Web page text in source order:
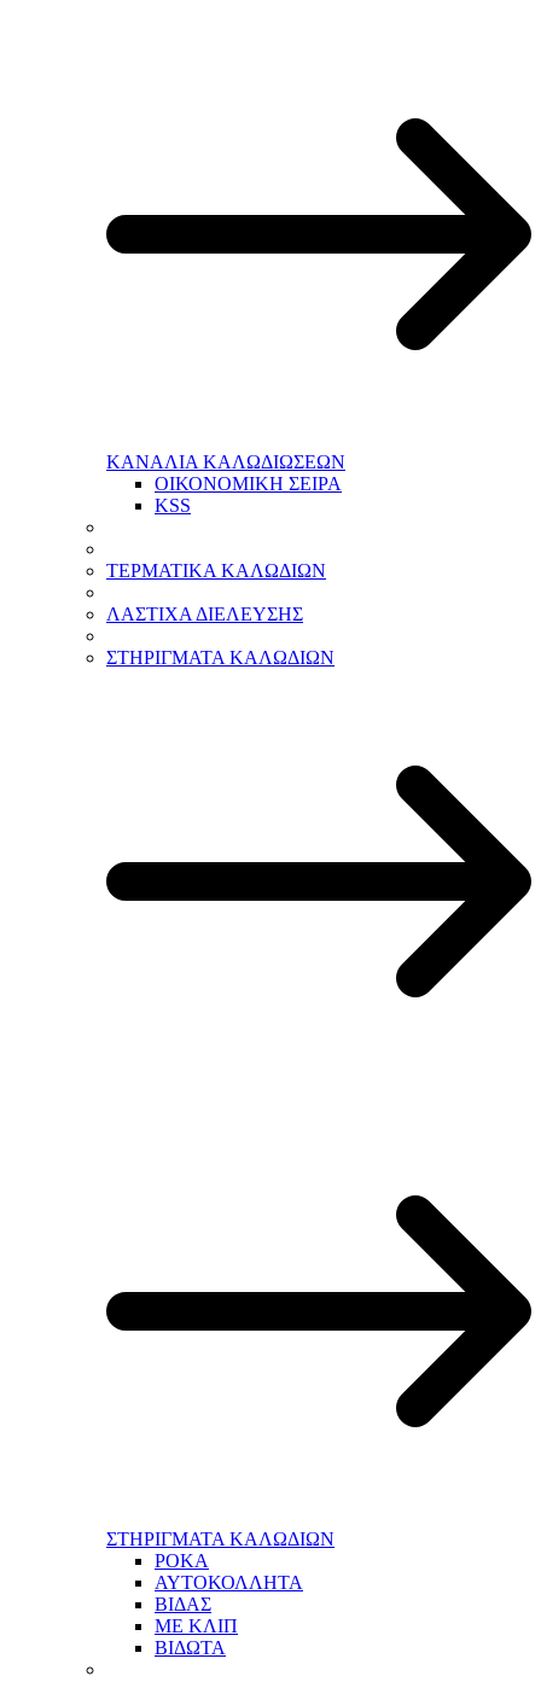
ΚΑΝΑΛΙΑ ΚΑΛΩΔΙΩΣΕΩΝ
ΟΙΚΟΝΟΜΙΚΗ ΣΕΙΡΑ
KSS
ΤΕΡΜΑΤΙΚΑ ΚΑΛΩΔΙΩΝ
ΛΑΣΤΙΧΑ ΔΙΕΛΕΥΣΗΣ
ΣΤΗΡΙΓΜΑΤΑ ΚΑΛΩΔΙΩΝ
ΣΤΗΡΙΓΜΑΤΑ ΚΑΛΩΔΙΩΝ
ΡΟΚΑ
ΑΥΤΟΚΟΛΛΗΤΑ
ΒΙΔΑΣ
ΜΕ ΚΛΙΠ
ΒΙΔΩΤΑ